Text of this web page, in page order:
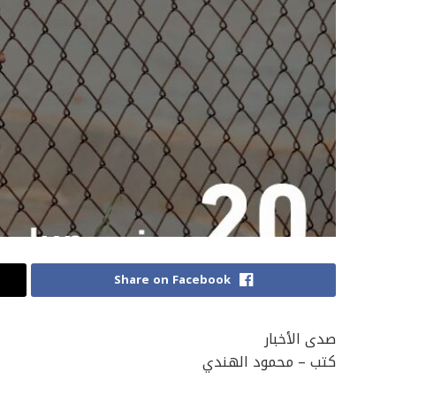
Share on Facebook
صدى الأخبار
كتب – محمود الهندي